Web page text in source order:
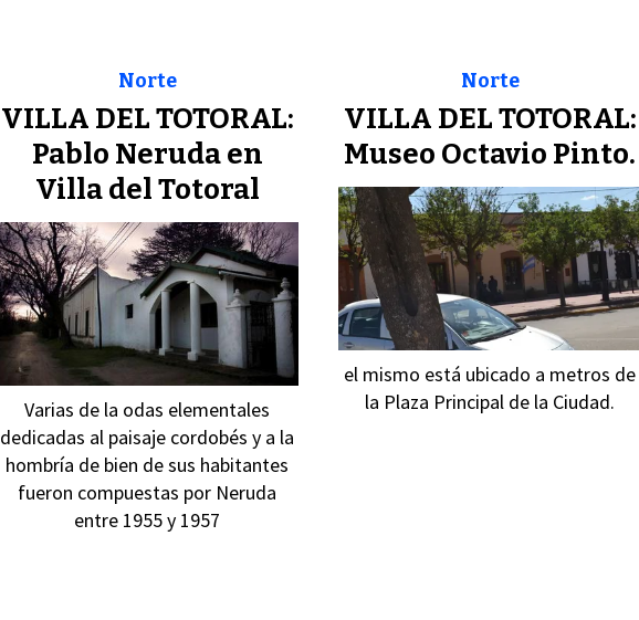
VILLA DEL TOTORAL:
Pablo Neruda en
Villa del Totoral
Norte
Varias de la odas elementales
dedicadas al paisaje cordobés y a la
hombría de bien de sus habitantes
fueron compuestas por Neruda
entre 1955 y 1957
VILLA DEL TOTORAL:
Museo Octavio Pinto.
Norte
el mismo está ubicado a metros de
la Plaza Principal de la Ciudad.